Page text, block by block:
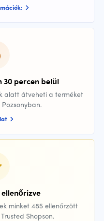
30 percen belül
alatt átveheti a terméket
minket 485 ellenőrzött
Shopson.